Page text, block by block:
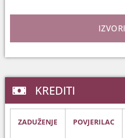
IZVORI
KREDITI
ZADUŽENJE POVJERILAC